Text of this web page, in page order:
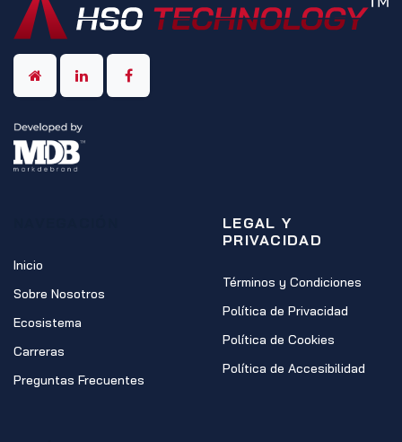
Inicio
Sobre Nosotros
Ecosistema
Carreras
Preguntas Frecuentes
LEGAL Y
PRIVACIDAD
Términos y Condiciones
Política de Privacidad
Política de Cookies
Política de Accesibilidad